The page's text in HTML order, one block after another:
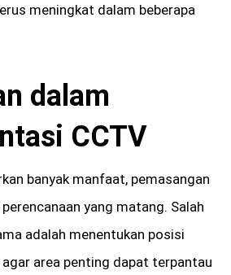
meningkat dalam beberapa
dalam
CCTV
banyak manfaat, pemasangan
yang matang. Salah
adalah menentukan posisi
area penting dapat terpantau